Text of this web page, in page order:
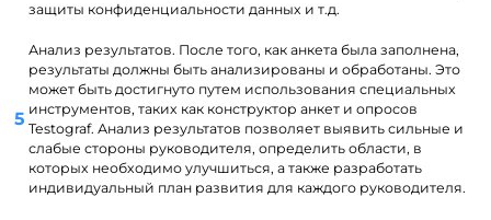
защиты конфиденциальности данных и т.д.
Анализ результатов. После того, как анкета была заполнена,
результаты должны быть анализированы и обработаны. Это
может быть достигнуто путем использования специальных
инструментов, таких как конструктор анкет и опросов
Testograf. Анализ результатов позволяет выявить сильные и
слабые стороны руководителя, определить области, в
которых необходимо улучшиться, а также разработать
индивидуальный план развития для каждого руководителя.